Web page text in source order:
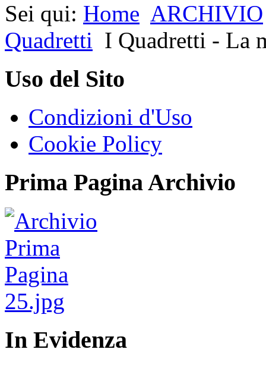
Sei qui: Home ARCHIVIO
Quadretti I Quadretti - La
Uso del Sito
Condizioni d'Uso
Cookie Policy
Prima Pagina Archivio
In Evidenza